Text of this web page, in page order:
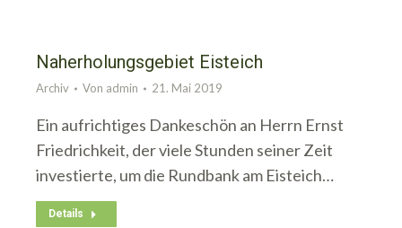
Naherholungsgebiet Eisteich
Archiv Von admin 21. Mai 2019
Ein aufrichtiges Dankeschön an Herrn Ernst
Friedrichkeit, der viele Stunden seiner Zeit
investierte, um die Rundbank am Eisteich…
Details